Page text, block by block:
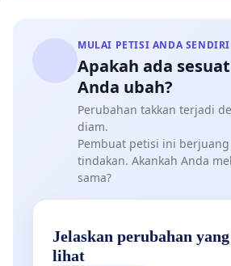
MULAI PETISI ANDA SENDIRI
Apakah ada
Anda ubah?
Perubahan takkan terjadi
diam.
Pembuat petisi ini
tindakan. Akankah Anda
sama?
Jelaskan perubahan
lihat